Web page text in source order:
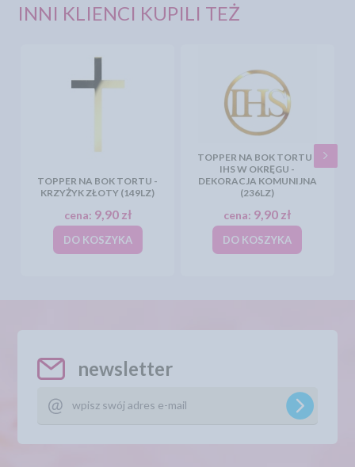
INNI KLIENCI KUPILI TEŻ
TOPPER NA BOK TORTU -
KRZYŻYK ZŁOTY (149LZ)
cena: 9,90 zł
DO KOSZYKA
TOPPER NA BOK TORTU -
IHS W OKRĘGU -
DEKORACJA KOMUNIJNA
(236LZ)
cena: 9,90 zł
DO KOSZYKA
newsletter